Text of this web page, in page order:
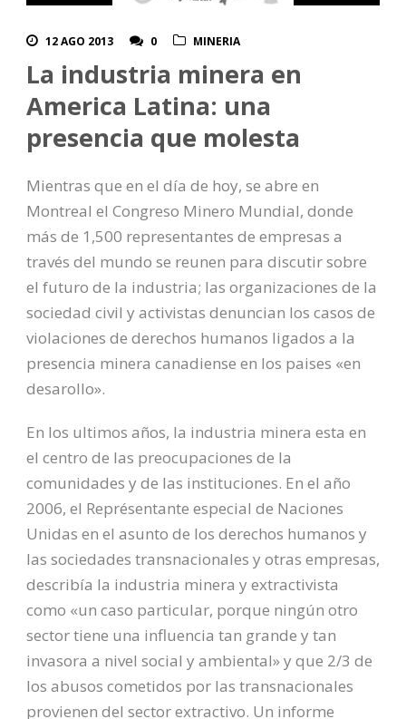
12 AGO 2013 0 MINERIA
La industria minera en
America Latina: una
presencia que molesta
Mientras que en el día de hoy, se abre en
Montreal el Congreso Minero Mundial, donde
más de 1,500 representantes de empresas a
través del mundo se reunen para discutir sobre
el futuro de la industria; las organizaciones de la
sociedad civil y activistas denuncian los casos de
violaciones de derechos humanos ligados a la
presencia minera canadiense en los paises «en
desarollo».
En los ultimos años, la industria minera esta en
el centro de las preocupaciones de la
comunidades y de las instituciones. En el año
2006, el Représentante especial de Naciones
Unidas en el asunto de los derechos humanos y
las sociedades transnacionales y otras empresas,
describía la industria minera y extractivista
como «un caso particular, porque ningún otro
sector tiene una influencia tan grande y tan
invasora a nivel social y ambiental» y que 2/3 de
los abusos cometidos por las transnacionales
provienen del sector extractivo. Un informe